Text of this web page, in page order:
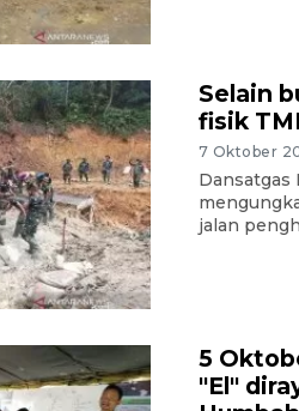
Selain
fisik
7 Oktober
Dansatgas
jalan
5
"El"